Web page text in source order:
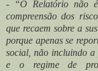
- “O Relatório não é
compreensão dos
que recaem sobre a
porque apenas se
social, não incluindo a
e o regime de